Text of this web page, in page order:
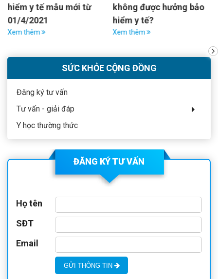
hiểm y tế mẫu mới từ
01/4/2021
Xem thêm
không được hưởng bảo
hiểm y tế?
Xem thêm
SỨC KHỎE CỘNG ĐỒNG
Đăng ký tư vấn
Tư vấn - giải đáp
Y học thường thức
ĐĂNG KÝ TƯ VẤN
Họ tên
SĐT
Email
GỬI THÔNG TIN